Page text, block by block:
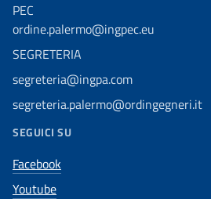
PEC
ordine.palermo@ingpec.eu
SEGRETERIA
segreteria@ingpa.com
segreteria.palermo@ordingegneri.it
SEGUICI SU
Facebook
Youtube